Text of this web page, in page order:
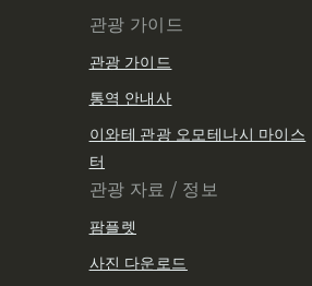
관광 가이드
관광 가이드
통역 안내사
이와테 관광 오모테나시 마이스
터
관광 자료 / 정보
팜플렛
사진 다운로드